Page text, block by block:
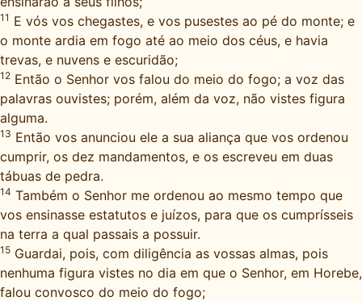
11 E vós vos chegastes, e vos pusestes ao pé do monte; e
o monte ardia em fogo até ao meio dos céus, e havia
trevas, e nuvens e escuridão;
12 Então o Senhor vos falou do meio do fogo; a voz das
palavras ouvistes; porém, além da voz, não vistes figura
alguma.
13 Então vos anunciou ele a sua aliança que vos ordenou
cumprir, os dez mandamentos, e os escreveu em duas
tábuas de pedra.
14 Também o Senhor me ordenou ao mesmo tempo que
vos ensinasse estatutos e juízos, para que os cumprísseis
na terra a qual passais a possuir.
15 Guardai, pois, com diligência as vossas almas, pois
nenhuma figura vistes no dia em que o Senhor, em Horebe,
falou convosco do meio do fogo;